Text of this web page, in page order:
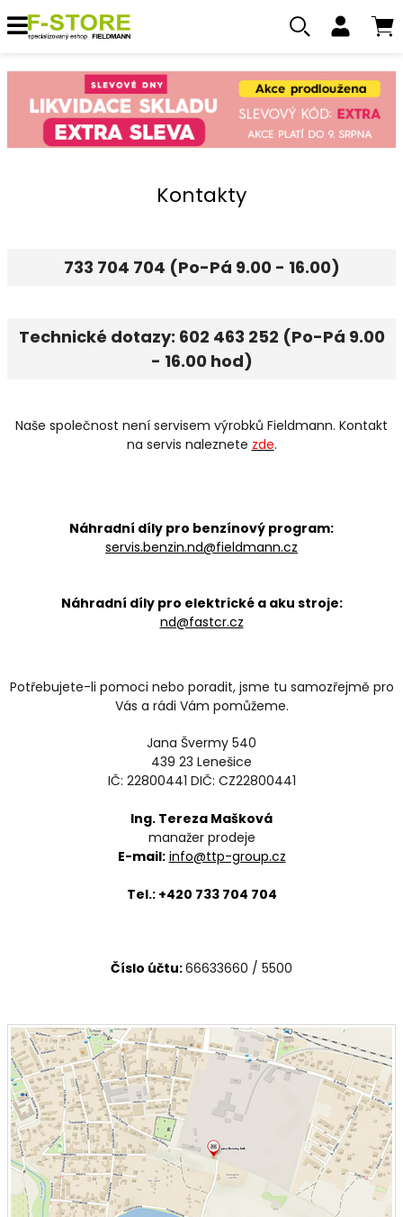
Kontakty
733 704 704 (Po-Pá 9.00 - 16.00)
Technické dotazy: 602 463 252 (Po-Pá 9.00
- 16.00 hod)
Naše společnost není servisem výrobků Fieldmann. Kontakt
na servis naleznete zde.
Náhradní díly pro benzínový program:
servis.benzin.nd@fieldmann.cz
Náhradní díly pro elektrické a aku stroje:
nd@fastcr.cz
Potřebujete-li pomoci nebo poradit, jsme tu samozřejmě pro
Vás a rádi Vám pomůžeme.
Jana Švermy 540
439 23 Lenešice
IČ: 22800441 DIČ: CZ22800441
Ing. Tereza Mašková
manažer prodeje
E-mail: info@ttp-group.cz
Tel.: +420 733 704 704
Číslo účtu:66633660 / 5500